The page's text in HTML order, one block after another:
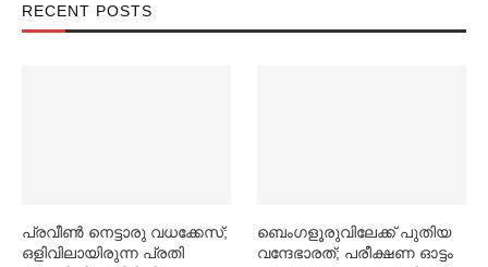
RECENT POSTS
പ്രവീൺ നെട്ടാരു വധക്കേസ്;
ഒളിവിലായിരുന്ന പ്രതി
ബെംഗളൂരുവിലേക്ക് പുതിയ
വന്ദേഭാരത്; പരീക്ഷണ ഓട്ടം